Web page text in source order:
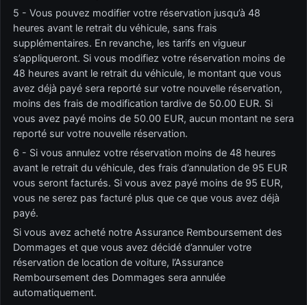
5 - Vous pouvez modifier votre réservation jusqu’à 48
heures avant le retrait du véhicule, sans frais
supplémentaires. En revanche, les tarifs en vigueur
s’appliqueront. Si vous modifiez votre réservation moins de
48 heures avant le retrait du véhicule, le montant que vous
avez déjà payé sera reporté sur votre nouvelle réservation,
moins des frais de modification tardive de 50.00 EUR. Si
vous avez payé moins de 50.00 EUR, aucun montant ne sera
reporté sur votre nouvelle réservation.
6 - Si vous annulez votre réservation moins de 48 heures
avant le retrait du véhicule, des frais d’annulation de 95 EUR
vous seront facturés. Si vous avez payé moins de 95 EUR,
vous ne serez pas facturé plus que ce que vous avez déjà
payé.
Si vous avez acheté notre Assurance Remboursement des
Dommages et que vous avez décidé d’annuler votre
réservation de location de voiture, l’Assurance
Remboursement des Dommages sera annulée
automatiquement.